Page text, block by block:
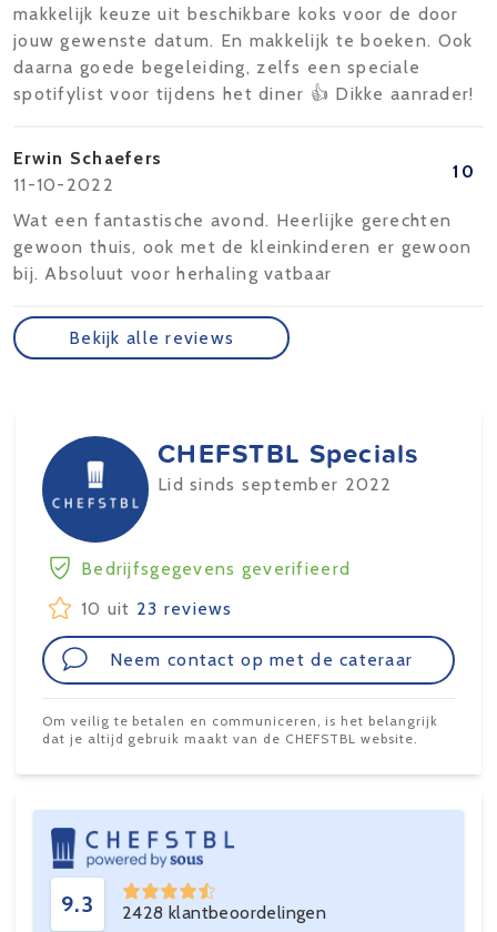
makkelijk keuze uit beschikbare koks voor de door
jouw gewenste datum. En makkelijk te boeken. Ook
daarna goede begeleiding, zelfs een speciale
spotifylist voor tijdens het diner 👍 Dikke aanrader!
Erwin Schaefers
11-10-2022
10
Wat een fantastische avond. Heerlijke gerechten
gewoon thuis, ook met de kleinkinderen er gewoon
bij. Absoluut voor herhaling vatbaar
Bekijk alle reviews
CHEFSTBL Specials
Lid sinds september 2022
Bedrijfsgegevens geverifieerd
10 uit 23 reviews
Neem contact op met de cateraar
Om veilig te betalen en communiceren, is het belangrijk
dat je altijd gebruik maakt van de CHEFSTBL website.
9.3 2428 klantbeoordelingen